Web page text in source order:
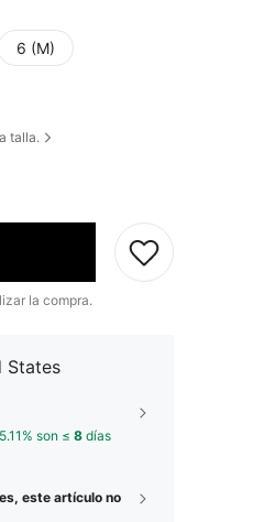
6 (M)
talla.
la compra.
States
son ≤ 8 días
este artículo no